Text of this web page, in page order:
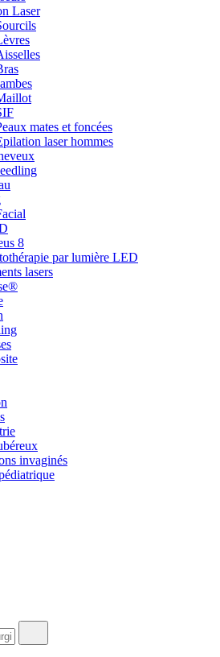
Laser
mates et foncées
laser hommes
8
par lumière LED
lasers
invaginés